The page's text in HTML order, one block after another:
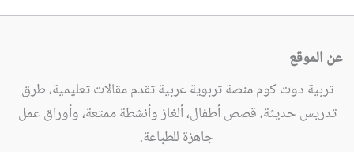
عن الموقع
تربية دوت كوم منصة تربوية عربية تقدم مقالات تعليمية، طرق
تدريس حديثة، قصص أطفال، ألغاز وأنشطة ممتعة، وأوراق عمل
جاهزة للطباعة.